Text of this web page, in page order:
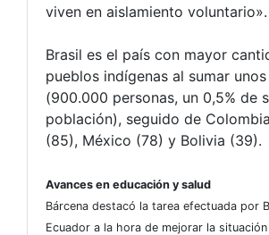
viven en aislamiento voluntario».
Brasil es el país con mayor
pueblos indígenas al sumar
(900.000 personas, un 0,5% de
población), seguido de
(85), México (78) y Bolivia (39).
Avances en educación y salud
Bárcena destacó la tarea efectuada por
Ecuador a la hora de mejorar la